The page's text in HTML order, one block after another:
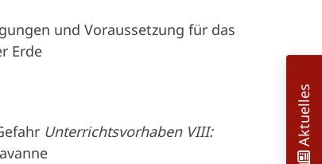
und Voraussetzung für das
Erde
Unterrichtsvorhaben VIII:
Aktuelles